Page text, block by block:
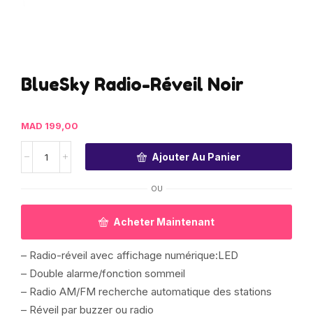
BlueSky Radio-Réveil Noir
MAD 199,00
Ajouter Au Panier
OU
Acheter Maintenant
– Radio-réveil avec affichage numérique:LED
– Double alarme/fonction sommeil
– Radio AM/FM recherche automatique des stations
– Réveil par buzzer ou radio